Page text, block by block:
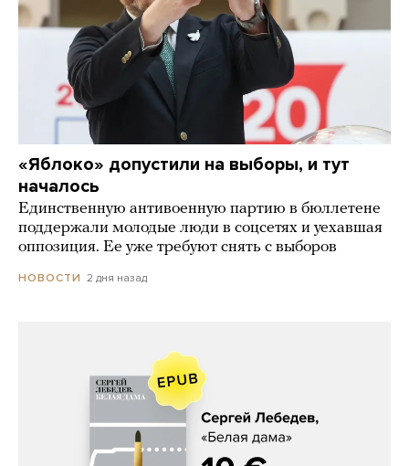
«Яблоко» допустили на выборы, и тут
началось
Единственную антивоенную партию в бюллетене
поддержали молодые люди в соцсетях и уехавшая
оппозиция. Ее уже требуют снять с выборов
НОВОСТИ 2 дня назад